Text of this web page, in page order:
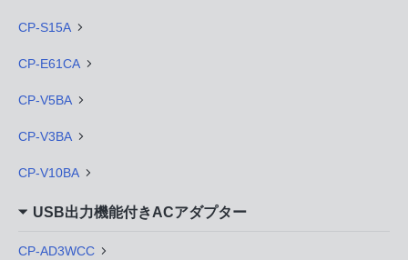
CP-S15A
CP-E61CA
CP-V5BA
CP-V3BA
CP-V10BA
USB出力機能付きACアダプター
CP-AD3WCC